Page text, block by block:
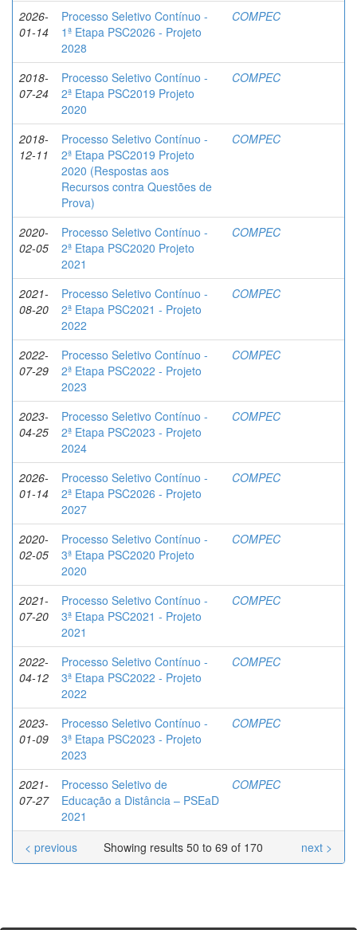
2026-
01-14
Processo Seletivo Contínuo -
1ª Etapa PSC2026 - Projeto
2028
COMPEC
2018-
07-24
Processo Seletivo Contínuo -
2ª Etapa PSC2019 Projeto
2020
COMPEC
2018-
12-11
Processo Seletivo Contínuo -
2ª Etapa PSC2019 Projeto
2020 (Respostas aos
Recursos contra Questões de
Prova)
COMPEC
2020-
02-05
Processo Seletivo Contínuo -
2ª Etapa PSC2020 Projeto
2021
COMPEC
2021-
08-20
Processo Seletivo Contínuo -
2ª Etapa PSC2021 - Projeto
2022
COMPEC
2022-
07-29
Processo Seletivo Contínuo -
2ª Etapa PSC2022 - Projeto
2023
COMPEC
2023-
04-25
Processo Seletivo Contínuo -
2ª Etapa PSC2023 - Projeto
2024
COMPEC
2026-
01-14
Processo Seletivo Contínuo -
2ª Etapa PSC2026 - Projeto
2027
COMPEC
2020-
02-05
Processo Seletivo Contínuo -
3ª Etapa PSC2020 Projeto
2020
COMPEC
2021-
07-20
Processo Seletivo Contínuo -
3ª Etapa PSC2021 - Projeto
2021
COMPEC
2022-
04-12
Processo Seletivo Contínuo -
3ª Etapa PSC2022 - Projeto
2022
COMPEC
2023-
01-09
Processo Seletivo Contínuo -
3ª Etapa PSC2023 - Projeto
2023
COMPEC
2021-
07-27
Processo Seletivo de
Educação a Distância – PSEaD
2021
COMPEC
Showing results 50 to 69 of 170
< previous next >